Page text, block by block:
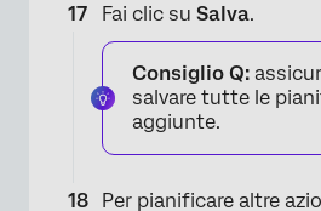
Fai clic su Salva.
Consiglio Q:
salvare tutte le
aggiunte.
Per pianificare altre